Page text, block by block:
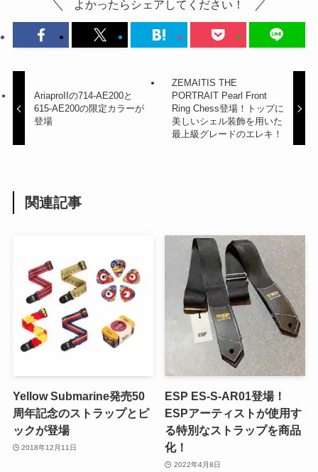
よかったらシェアしてください！
AriaproIIの714-AE200と
615-AE200の限定カラーが
登場
ZEMAITIS THE
PORTRAIT Pearl Front
Ring Chess登場！トップに
美しいシェル装飾を用いた
最上級グレードのエレキ！
関連記事
Yellow Submarine発売50
周年記念のストラップとピ
ックが登場
2018年12月11日
ESP ES-S-AR01登場！
ESPアーティストが使用す
る特別なストラップを商品
化！
2022年4月8日